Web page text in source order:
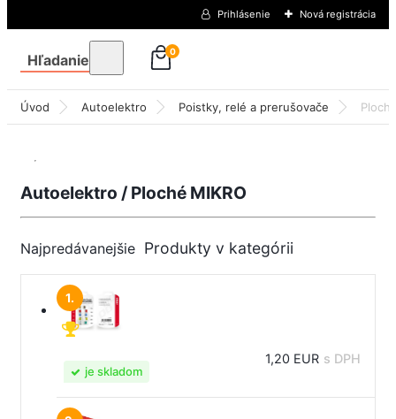
Prihlásenie Nová registrácia
Hľadanie 0
Úvod Autoelektro Poistky, relé a prerušovače
Autoelektro / Ploché MIKRO
Najpredávanejšie
1.
je skladom
1,20 EUR s DPH